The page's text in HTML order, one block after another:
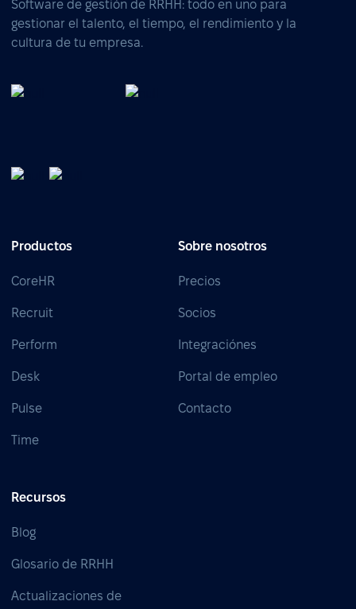
Software de gestión de RRHH: todo en uno para
gestionar el talento, el tiempo, el rendimiento y la
cultura de tu empresa.
Productos
CoreHR
Recruit
Perform
Desk
Pulse
Time
Sobre nosotros
Precios
Socios
Integraciónes
Portal de empleo
Contacto
Recursos
Blog
Glosario de RRHH
Actualizaciones de